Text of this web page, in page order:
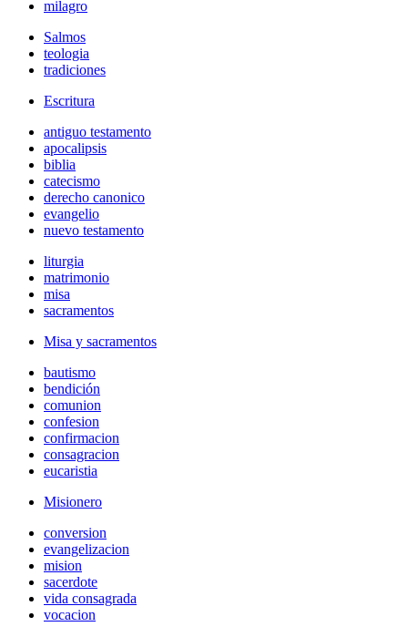
milagro
Salmos
teologia
tradiciones
Escritura
antiguo testamento
apocalipsis
biblia
catecismo
derecho canonico
evangelio
nuevo testamento
liturgia
matrimonio
misa
sacramentos
Misa y sacramentos
bautismo
bendición
comunion
confesion
confirmacion
consagracion
eucaristia
Misionero
conversion
evangelizacion
mision
sacerdote
vida consagrada
vocacion